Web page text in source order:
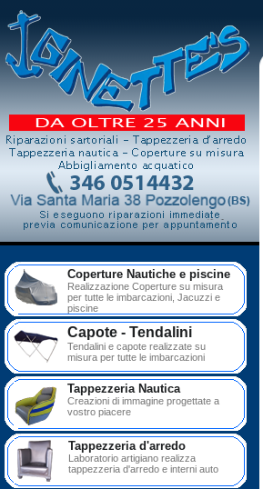
Coperture Nautiche e piscine
Realizzazione Coperture su misura
per tutte le imbarcazioni, Jacuzzi e
piscine
Capote - Tendalini
Tendalini e capote realizzate su
misura per tutte le imbarcazioni
Tappezzeria Nautica
Creazioni di immagine progettate a
vostro piacere
Tappezzeria d'arredo
Laboratorio artigiano realizza
tappezzeria d'arredo e interni auto